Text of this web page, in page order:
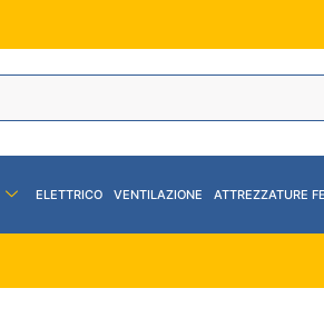
ELETTRICO VENTILAZIONE ATTREZZATURE